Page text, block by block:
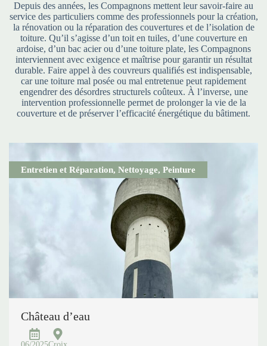
Depuis des années, les Compagnons mettent leur savoir-faire au
service des particuliers comme des professionnels pour la création,
la rénovation ou la réparation des couvertures et de l’isolation de
toiture. Qu’il s’agisse d’un toit en tuiles, d’une couverture en
ardoise, d’un bac acier ou d’une toiture plate, les Compagnons
interviennent avec exigence et maîtrise pour garantir un résultat
durable. Faire appel à des couvreurs qualifiés est indispensable,
car une toiture mal posée ou mal entretenue peut rapidement
engendrer des désordres structurels coûteux. À l’inverse, une
intervention professionnelle permet de prolonger la vie de la
couverture et de préserver l’efficacité énergétique du bâtiment.
Entretien et Réparation, Nettoyage, Peinture
Château d’eau